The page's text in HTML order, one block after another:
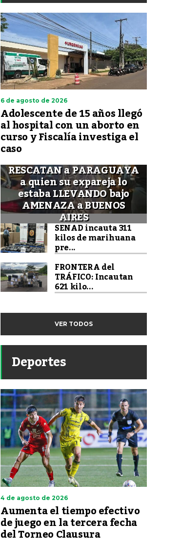
6 de agosto de 2026
Adolescente de 15 años llegó
al hospital con un aborto en
curso y Fiscalía investiga el
caso
RESCATAN a PARAGUAYA
a quien su expareja lo
estaba LLEVANDO bajo
AMENAZA a BUENOS
AIRES
SENAD incauta 311
kilos de marihuana
pre...
FRONTERA del
TRÁFICO: Incautan
621 kilo...
VER TODOS
Deportes
4 de agosto de 2026
Aumenta el tiempo efectivo
de juego en la tercera fecha
del Torneo Clausura